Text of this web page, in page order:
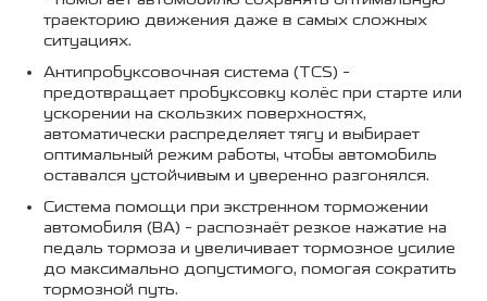
траекторию движения даже в самых сложных
ситуациях.
Антипробуксовочная система (TCS) -
предотвращает пробуксовку колёс при старте или
ускорении на скользких поверхностях,
автоматически распределяет тягу и выбирает
оптимальный режим работы, чтобы автомобиль
оставался устойчивым и уверенно разгонялся.
Система помощи при экстренном торможении
автомобиля (BA) - распознаёт резкое нажатие на
педаль тормоза и увеличивает тормозное усилие
до максимально допустимого, помогая сократить
тормозной путь.